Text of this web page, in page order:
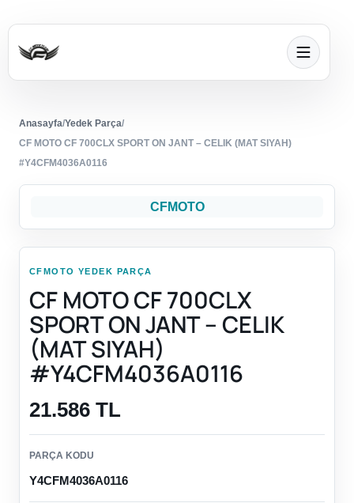
Anasayfa/Yedek Parça/
CF MOTO CF 700CLX SPORT ON JANT – CELIK (MAT SIYAH)
#Y4CFM4036A0116
CFMOTO
CFMOTO YEDEK PARÇA
CF MOTO CF 700CLX
SPORT ON JANT – CELIK
(MAT SIYAH)
#Y4CFM4036A0116
21.586 TL
PARÇA KODU
Y4CFM4036A0116